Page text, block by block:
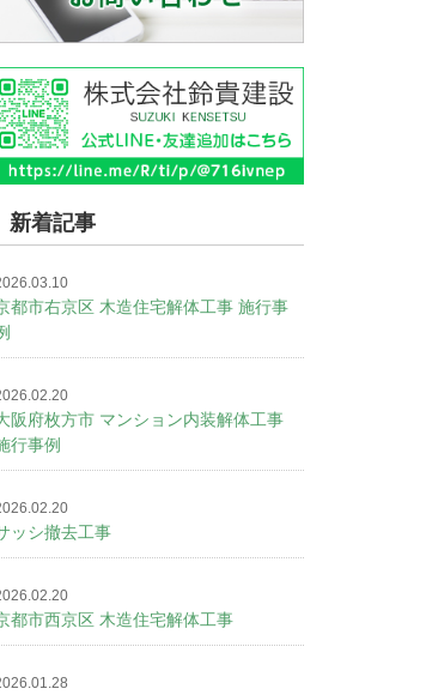
新着記事
都市右京区 木造住宅解体工事 施行事
阪府枚方市 マンション内装解体工事
行事例
ッシ撤去工事
都市西京区 木造住宅解体工事